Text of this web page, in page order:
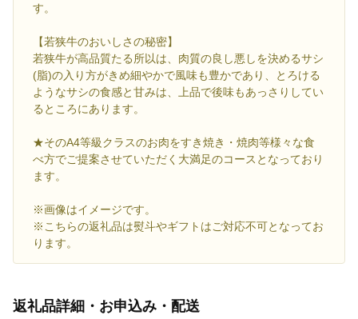
す。
【若狭牛のおいしさの秘密】
若狭牛が高品質たる所以は、肉質の良し悪しを決めるサシ
(脂)の入り方がきめ細やかで風味も豊かであり、とろける
ようなサシの食感と甘みは、上品で後味もあっさりしてい
るところにあります。
★そのA4等級クラスのお肉をすき焼き・焼肉等様々な食
べ方でご提案させていただく大満足のコースとなっており
ます。
※画像はイメージです。
※こちらの返礼品は熨斗やギフトはご対応不可となってお
ります。
返礼品詳細・お申込み・配送